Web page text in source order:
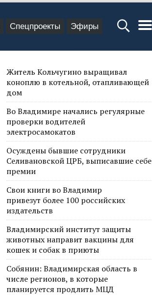
Спецпроекты Эфиры
Житель Кольчугино выращивал
коноплю в котельной, отапливающей
дом
Во Владимире начались регулярные
проверки водителей
электросамокатов
Осуждены бывшие сотрудники
Селивановской ЦРБ, выписавшие себе
премии
Свои книги во Владимир
привезут более 100 российских
издательств
Владимирский институт защиты
животных направит вакцины для
кошек и собак в приюты
Собянин: Владимирская область в
числе регионов, в которые
планируется продлить МЦД